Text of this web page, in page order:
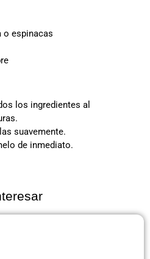
o espinacas
los ingredientes al
suavemente.
de inmediato.